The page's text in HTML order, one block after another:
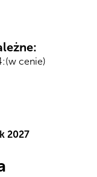
(w cenie)
2027